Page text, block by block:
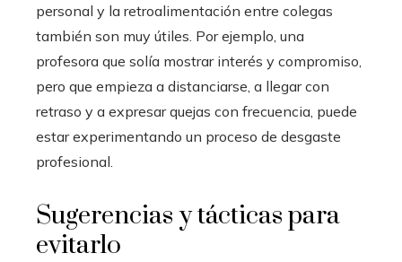
personal y la retroalimentación entre colegas
también son muy útiles. Por ejemplo, una
profesora que solía mostrar interés y compromiso,
pero que empieza a distanciarse, a llegar con
retraso y a expresar quejas con frecuencia, puede
estar experimentando un proceso de desgaste
profesional.
Sugerencias y tácticas para
evitarlo